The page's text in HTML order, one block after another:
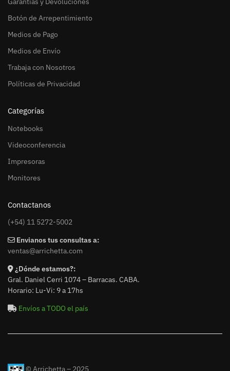
Botón de Arrepentimiento
Medios de Pago
Medios de Envío
Trabaja con Nosotros
Políticas de Privacidad
Categorías
Notebooks
Videoconferencia
Impresoras
Monitores
Contactanos
(+54) 11 5272-5002
Envianos tus consultas a:
ventas@arrichetta.com
¿Dónde estamos?:
Gral. Daniel Cerri 1074 – Barracas. CABA.
Horario: Lu-Vi: 9 a 17hs
Envíos a TODO el país